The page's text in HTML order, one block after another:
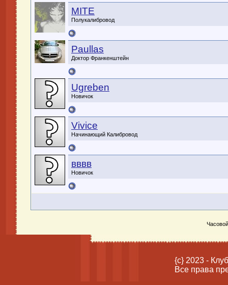
MITE
Полукалибровод
Paullas
Доктор Франкенштейн
Ugreben
Новичок
Vivice
Начинающий Калибровод
вввв
Новичок
{c} 2023 -
Все права